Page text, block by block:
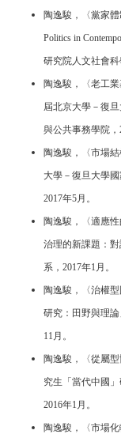
陶逸駿，〈黨家
Politics in
研究院人文社會科
陶逸駿，〈老工
屆北京大學－復
與公共事務學院，
陶逸駿，〈市場
大學－復旦大學
2017年5月。
陶逸駿，〈適應
治理的新課題：
系，2017年1月。
陶逸駿，〈治權
研究：田野與理
11月。
陶逸駿，〈從屬
究生「當代中國
2016年1月。
陶逸駿，〈市場